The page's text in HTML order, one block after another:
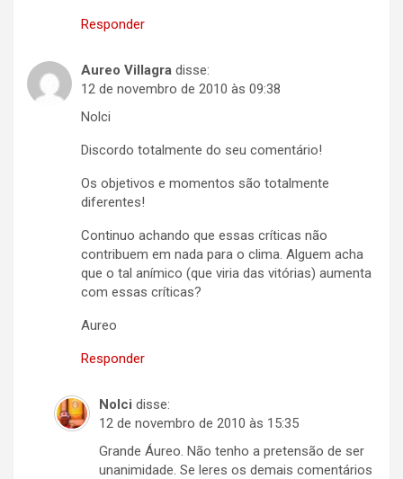
Responder
Aureo Villagra disse:
12 de novembro de 2010 às 09:38
Nolci
Discordo totalmente do seu comentário!
Os objetivos e momentos são totalmente
diferentes!
Continuo achando que essas críticas não
contribuem em nada para o clima. Alguem acha
que o tal anímico (que viria das vitórias) aumenta
com essas críticas?
Aureo
Responder
Nolci disse:
12 de novembro de 2010 às 15:35
Grande Áureo. Não tenho a pretensão de ser
unanimidade. Se leres os demais comentários